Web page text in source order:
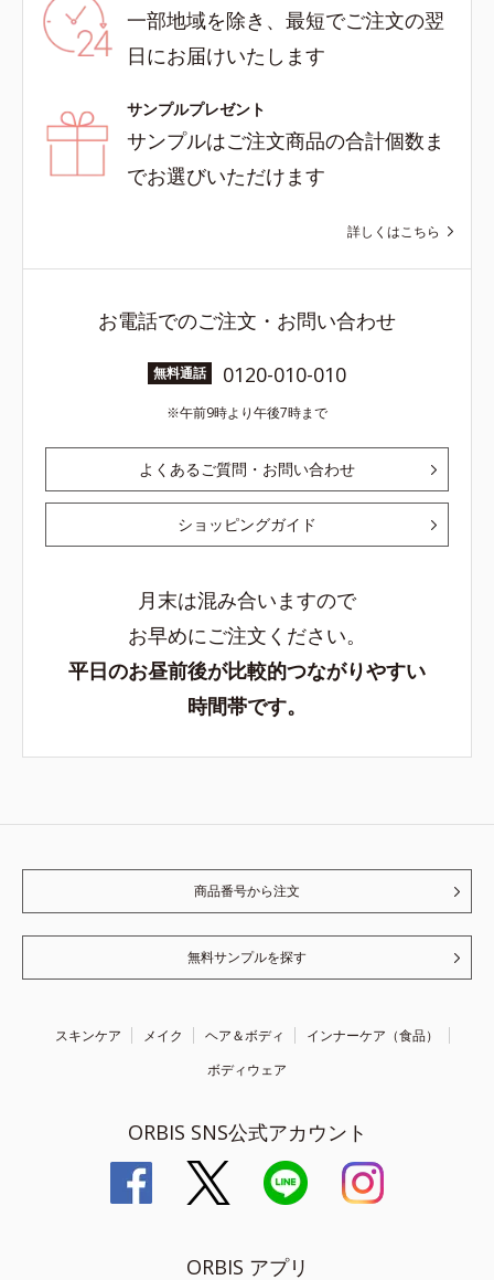
一部地域を除き、最短でご注文の翌
日にお届けいたします
サンプルプレゼント
サンプルはご注文商品の合計個数ま
でお選びいただけます
詳しくはこちら
お電話でのご注文・お問い合わせ
無料通話 0120-010-010
午前9時より午後7時まで
よくあるご質問・お問い合わせ
ショッピングガイド
月末は混み合いますので
お早めにご注文ください。
平日のお昼前後が比較的つながりやすい
時間帯です。
商品番号から注文
無料サンプルを探す
スキンケア メイク ヘア＆ボディ
インナーケア（食品）
ボディウェア
ORBIS SNS公式アカウント
ORBIS アプリ